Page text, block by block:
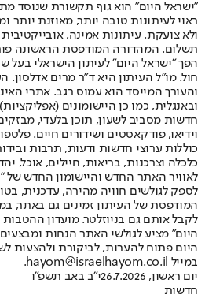
"ישראל היום" הוא גוף תקשורת שנוסד
ראוי לעיתונות טובה יותר, מאוזנת יותר
ולא צועקת. עיתונות אמינה,
הפך "ישראל היום" לעיתון הישראלי בעל
חול. מו"ל העיתון היא ד"ר מרים אדלסון.
והעורך המייסד הוא עמוס רגב. אתרי
חדשות מסביב לשעון, תוכן בלעדי,
וידיאו, פודקאסטים ושידורים חיים.
כוללות ערוצי חדשות ודעות, תרבות
לאוויר האתר החדש והיישומון החדש
לספק לגולשים חוויה מהירה, עדכנית,
המודפסת של העיתון זמינים גם באתר,
לקבל אותם גם בניוזלטר. מועדון
היום" מציע לגולשי האתר הנחות
היום פתוח להערות, לביקורת ולהצעות
במייל hayom@israelhayom.co.il.
יום ראשון, 26.7.2026
י"ב באב תשפ"ו
חדשות